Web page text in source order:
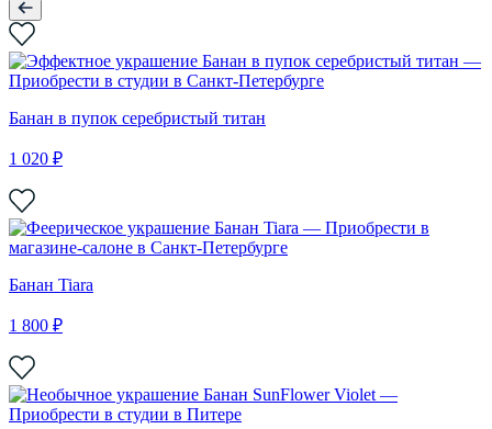
Банан в пупок серебристый титан
1 020 ₽
Банан Tiara
1 800 ₽